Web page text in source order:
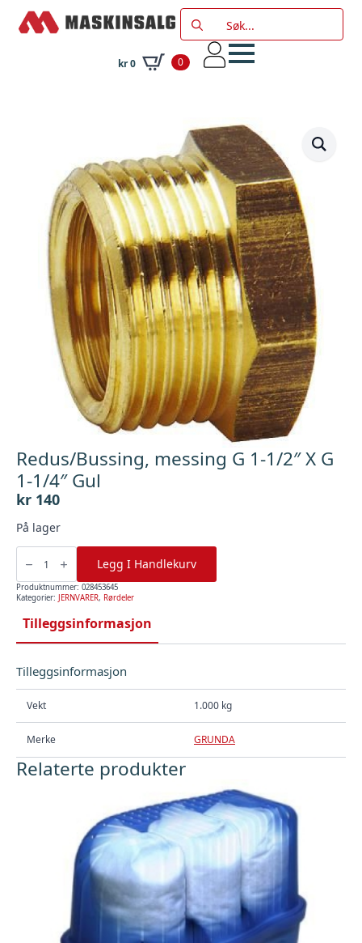
Search
for:
kr0 0
Redus/Bussing, messing G 1-1/2″ X G
1-1/4″ Gul
kr 140
På lager
Redus/Bussing,
messing
1-
1/2"
X
1-
1/4"
antall
Legg I Handlekurv
Produktnummer: 028453645
Kategorier: JERNVARER, Rørdeler
Tilleggsinformasjon
Tilleggsinformasjon
Vekt 1.000 kg
Merke GRUNDA
Relaterte produkter